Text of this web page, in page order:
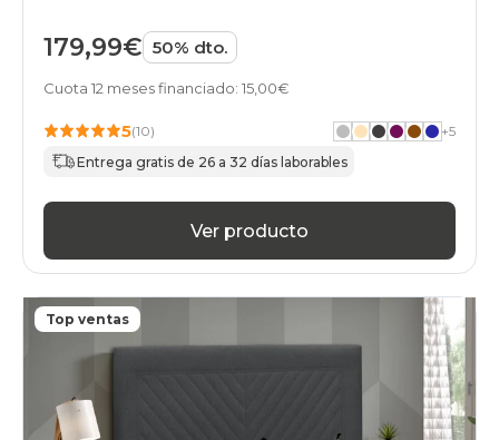
179,99€ 50% dto.
Cuota 12 meses financiado: 15,00€
5(10) +5
Entrega gratis de 26 a 32 días laborables
Ver producto
Top ventas